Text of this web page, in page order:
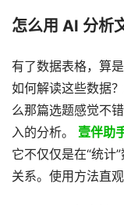
怎么用 AI 分析
有了数据表格，算
如何解读这些数据
么那篇选题感觉不
入的分析。 壹伴助
它不仅仅是在“统计
关系。使用方法直观